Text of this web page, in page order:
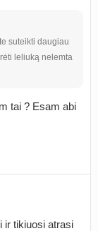
suteikti daugiau
leliuką nelemta
tai ? Esam abi
ir tikiuosi atrasi